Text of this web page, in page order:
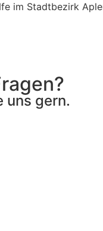
im Stadtbezirk
uns gern.